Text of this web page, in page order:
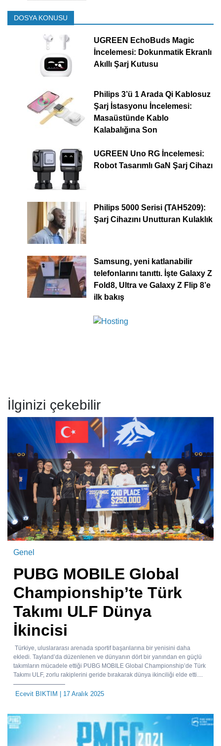
DOSYA KONUSU
UGREEN EchoBuds Magic
İncelemesi: Dokunmatik Ekranlı
Akıllı Şarj Kutusu
Philips 3’ü 1 Arada Qi Kablosuz
Şarj İstasyonu İncelemesi:
Masaüstünde Kablo
Kalabalığına Son
UGREEN Uno RG İncelemesi:
Robot Tasarımlı GaN Şarj Cihazı
Philips 5000 Serisi (TAH5209):
Şarj Cihazını Unutturan Kulaklık
Samsung, yeni katlanabilir
telefonlarını tanıttı. İşte Galaxy Z
Fold8, Ultra ve Galaxy Z Flip 8’e
ilk bakış
İlginizi çekebilir
Genel
PUBG MOBILE Global
Championship’te Türk
Takımı ULF Dünya
İkincisi
Türkiye, uluslararası arenada sportif başarılarına bir yenisini daha
ekledi. Tayland’da düzenlenen ve dünyanın dört bir yanından en güçlü
takımların mücadele ettiği PUBG MOBILE Global Championship’de Türk
Takımı ULF, zorlu rakiplerini geride bırakarak dünya ikinciliği elde etti....
Ecevit BIKTIM | 17 Aralık 2025